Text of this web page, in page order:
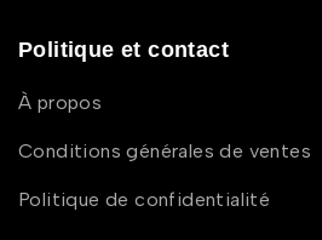
Politique et contact
À propos
Conditions générales de ventes
Politique de confidentialité